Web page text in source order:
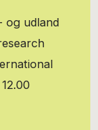
Kors
med
samt denne
af noget som
og udland